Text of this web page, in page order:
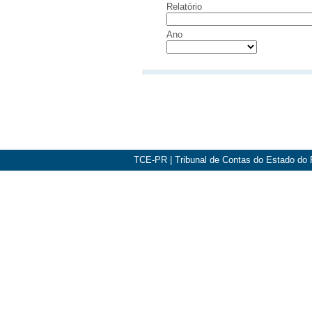
Ano
Relatório
TCE-PR Tribunal de Contas do Estado do